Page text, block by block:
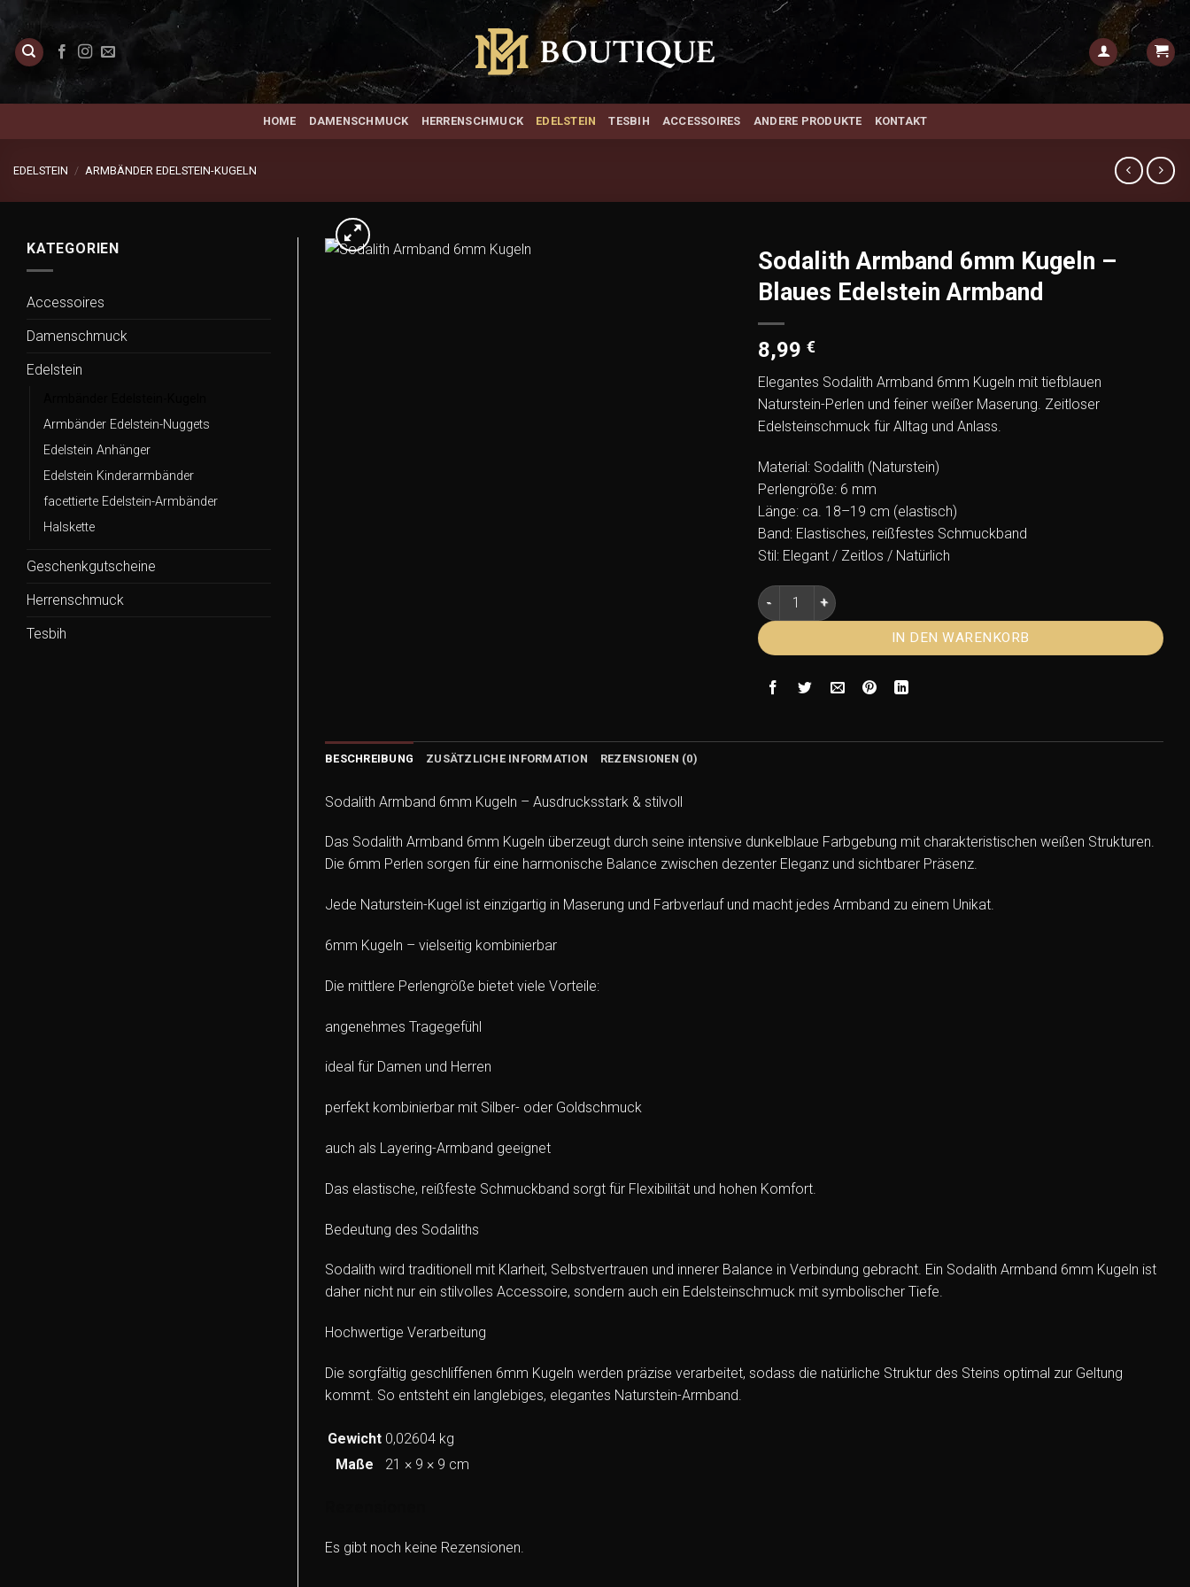
Inhalt
springen
HOME DAMENSCHMUCK HERRENSCHMUCK EDELSTEIN TESBIH ACCESSOIRES ANDERE PRODUKTE KONTAKT
EDELSTEIN / ARMBÄNDER EDELSTEIN-KUGELN
KATEGORIEN
Accessoires
Damenschmuck
Edelstein
Armbänder Edelstein-Nuggets
Edelstein Anhänger
Edelstein Kinderarmbänder
facettierte Edelstein-Armbänder
Halskette
Geschenkgutscheine
Herrenschmuck
Tesbih
Sodalith Armband 6mm Kugeln –
Blaues Edelstein Armband
8,99 €
Elegantes Sodalith Armband 6mm Kugeln mit tiefblauen
Naturstein-Perlen und feiner weißer Maserung. Zeitloser
Edelsteinschmuck für Alltag und Anlass.
Material: Sodalith (Naturstein)
Perlengröße: 6 mm
Länge: ca. 18–19 cm (elastisch)
Band: Elastisches, reißfestes Schmuckband
Stil: Elegant / Zeitlos / Natürlich
Sodalith Armband 6mm Kugeln – Blaues Edelstein Armband Menge
IN DEN WARENKORB
BESCHREIBUNG ZUSÄTZLICHE INFORMATION REZENSIONEN (0)
Sodalith Armband 6mm Kugeln – Ausdrucksstark & stilvoll
Das Sodalith Armband 6mm Kugeln überzeugt durch seine intensive dunkelblaue Farbgebung mit charakteristischen weißen Strukturen.
Die 6mm Perlen sorgen für eine harmonische Balance zwischen dezenter Eleganz und sichtbarer Präsenz.
Jede Naturstein-Kugel ist einzigartig in Maserung und Farbverlauf und macht jedes Armband zu einem Unikat.
6mm Kugeln – vielseitig kombinierbar
Die mittlere Perlengröße bietet viele Vorteile:
angenehmes Tragegefühl
ideal für Damen und Herren
perfekt kombinierbar mit Silber- oder Goldschmuck
auch als Layering-Armband geeignet
Das elastische, reißfeste Schmuckband sorgt für Flexibilität und hohen Komfort.
Bedeutung des Sodaliths
Sodalith wird traditionell mit Klarheit, Selbstvertrauen und innerer Balance in Verbindung gebracht. Ein Sodalith Armband 6mm Kugeln ist
daher nicht nur ein stilvolles Accessoire, sondern auch ein Edelsteinschmuck mit symbolischer Tiefe.
Hochwertige Verarbeitung
Die sorgfältig geschliffenen 6mm Kugeln werden präzise verarbeitet, sodass die natürliche Struktur des Steins optimal zur Geltung
kommt. So entsteht ein langlebiges, elegantes Naturstein-Armband.
Gewicht 0,02604 kg
Maße
21 × 9 × 9 cm
Es gibt noch keine Rezensionen.